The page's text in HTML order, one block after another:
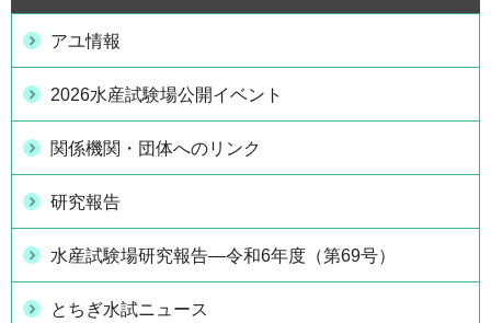
アユ情報
2026水産試験場公開イベント
関係機関・団体へのリンク
研究報告
水産試験場研究報告―令和6年度（第69号）
とちぎ水試ニュース